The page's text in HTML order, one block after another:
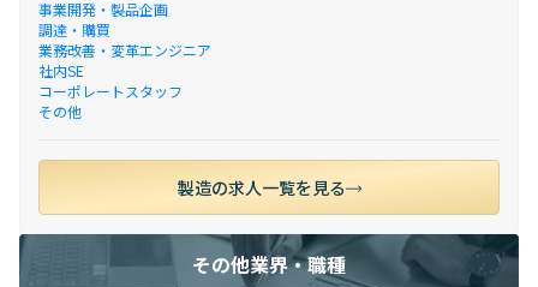
事業開発・製品企画
調達・購買
業務改善・変革エンジニア
社内SE
コーポレートスタッフ
その他
製造の求人一覧を見る
その他業界・職種